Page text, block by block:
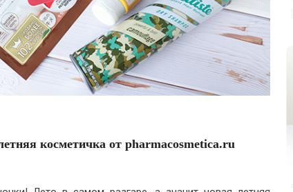
косметичка от pharmacosmetica.ru